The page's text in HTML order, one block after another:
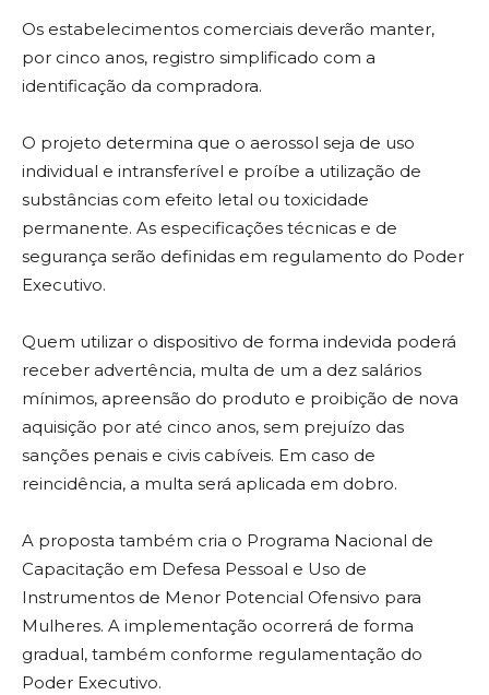
Os estabelecimentos comerciais deverão manter,
por cinco anos, registro simplificado com a
identificação da compradora.
O projeto determina que o aerossol seja de uso
individual e intransferível e proíbe a utilização de
substâncias com efeito letal ou toxicidade
permanente. As especificações técnicas e de
segurança serão definidas em regulamento do Poder
Executivo.
Quem utilizar o dispositivo de forma indevida poderá
receber advertência, multa de um a dez salários
mínimos, apreensão do produto e proibição de nova
aquisição por até cinco anos, sem prejuízo das
sanções penais e civis cabíveis. Em caso de
reincidência, a multa será aplicada em dobro.
A proposta também cria o Programa Nacional de
Capacitação em Defesa Pessoal e Uso de
Instrumentos de Menor Potencial Ofensivo para
Mulheres. A implementação ocorrerá de forma
gradual, também conforme regulamentação do
Poder Executivo.